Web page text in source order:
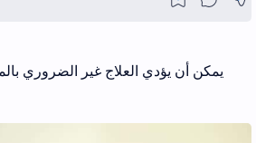
يمكن أن يؤدي العلاج غير الضروري